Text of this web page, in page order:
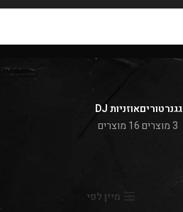
גנרטורים
3 מוצרים
אוזניות DJ
16 מוצרים
מיין לפי